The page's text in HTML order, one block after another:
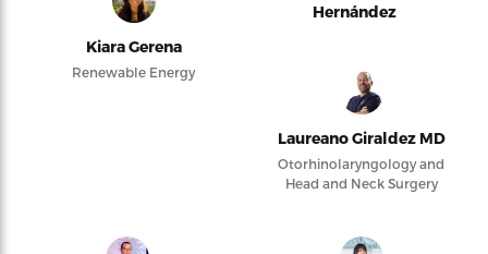
Kiara Gerena
Renewable Energy
Hernández
Laureano Giraldez MD
Otorhinolaryngology and
Head and Neck Surgery